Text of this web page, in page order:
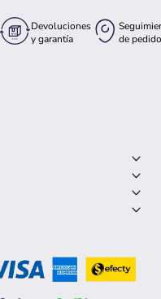
Devoluciones
y garantía
de pedido